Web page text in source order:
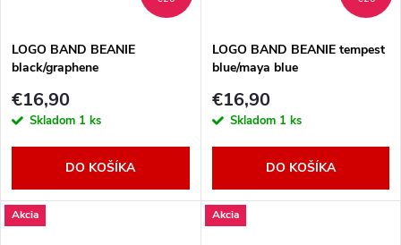
LOGO BAND BEANIE
black/graphene
€16,90
Skladom 1 ks
DO KOŠÍKA
LOGO BAND BEANIE tempest
blue/maya blue
€16,90
Skladom 1 ks
DO KOŠÍKA
Akcia Akcia